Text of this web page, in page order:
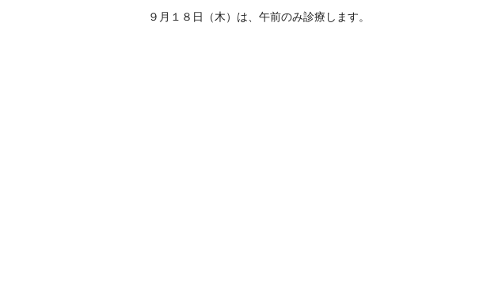
９月１８日（木）は、午前のみ診療します。